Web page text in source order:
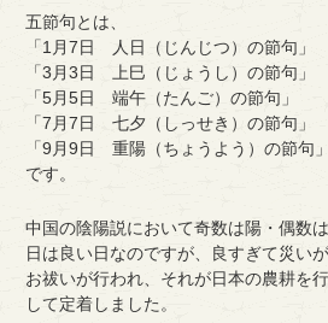
五節句とは、
「1月7日 人日（じんじつ）の節句」
「3月3日 上巳（じょうし）の節句」
「5月5日 端午（たんご）の節句」
「7月7日 七夕（しっせき）の節句」
「9月9日 重陽（ちょうよう）の節句」
です。
中国の陰陽説において奇数は陽・偶数
日は良い日なのですが、良すぎて災い
お祓いが行われ、それが日本の農耕を
して定着しました。